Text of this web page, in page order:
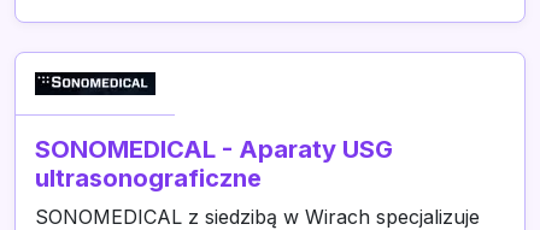
SONOMEDICAL - Aparaty USG
ultrasonograficzne
SONOMEDICAL z siedzibą w Wirach specjalizuje